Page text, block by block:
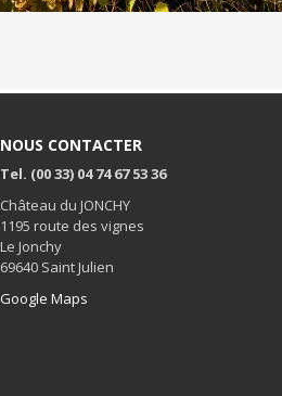
NOUS CONTACTER
Tel. (00 33) 04 74 67 53 36
Château du JONCHY
1195 route des vignes
Le Jonchy
69640 Saint Julien
Google Maps